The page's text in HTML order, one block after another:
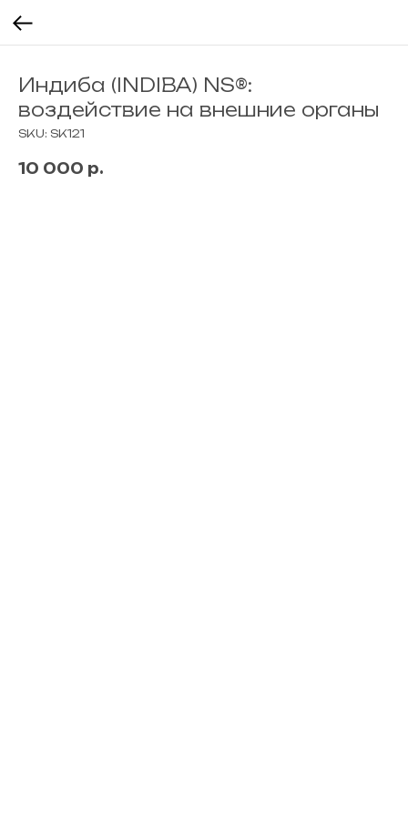
Индиба (INDIBA) NS®:
воздействие на внешние органы
SKU: SK121
10 000 р.